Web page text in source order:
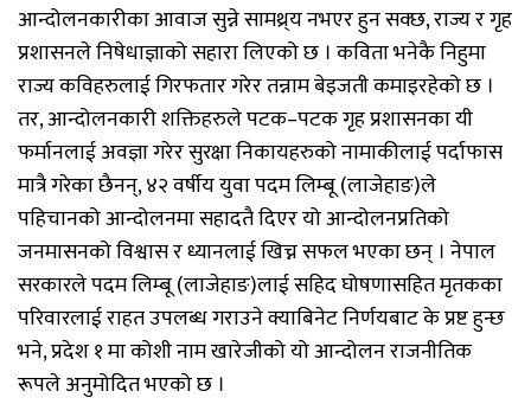
आन्दोलनकारीका आवाज सुन्ने सामथ्र्य नभएर हुन सक्छ, राज्य र गृह
प्रशासनले निषेधाज्ञाको सहारा लिएको छ । कविता भनेकै निहुमा
राज्य कविहरुलाई गिरफतार गरेर तन्नाम बेइजती कमाइरहेको छ ।
तर, आन्दोलनकारी शक्तिहरुले पटक–पटक गृह प्रशासनका यी
फर्मानलाई अवज्ञा गरेर सुरक्षा निकायहरुको नामाकीलाई पर्दाफास
मात्रै गरेका छैनन्, ४२ वर्षीय युवा पदम लिम्बू (लाजेहाङ)ले
पहिचानको आन्दोलनमा सहादतै दिएर यो आन्दोलनप्रतिको
जनमासनको विश्वास र ध्यानलाई खिच्न सफल भएका छन् । नेपाल
सरकारले पदम लिम्बू (लाजेहाङ)लाई सहिद घोषणासहित मृतकका
परिवारलाई राहत उपलब्ध गराउने क्याबिनेट निर्णयबाट के प्रष्ट हुन्छ
भने, प्रदेश १ मा कोशी नाम खारेजीको यो आन्दोलन राजनीतिक
रूपले अनुमोदित भएको छ ।